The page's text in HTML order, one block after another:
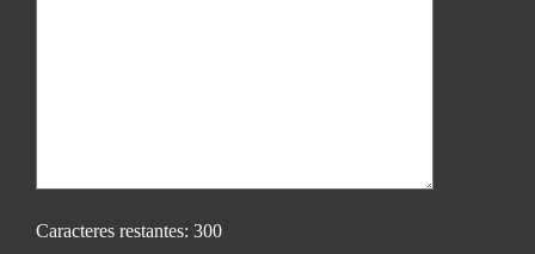
Caracteres restantes: 300